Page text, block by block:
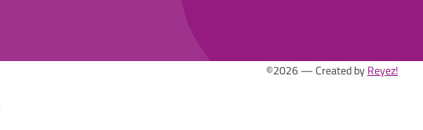
©2026 — Created byReyez!